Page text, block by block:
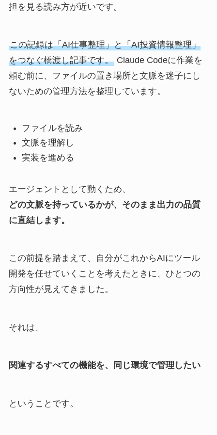
担を見る読み方が近いです。
この記録は「AI仕事整理」と「AI投資情報整理」
をつなぐ橋渡し記事です。Claude Codeに作業を
頼む前に、ファイルの置き場所と文脈を迷子にし
ないための管理方法を整理しています。
ファイルを読み
文脈を理解し
実装を進める
エージェントとして動くため、
どの文脈を持っているかが、そのまま出力の品質
に直結します。
この前提を踏まえて、自分がこれからAIにツール
開発を任せていくことを考えたときに、ひとつの
方向性が見えてきました。
それは、
関連するすべての機能を、同じ環境で管理したい
ということです。